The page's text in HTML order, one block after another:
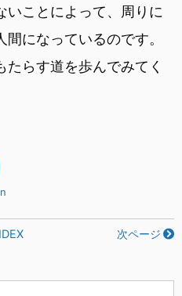
いことによって、周りに
になっているのです。
らす道を歩んでみてく
次ページ